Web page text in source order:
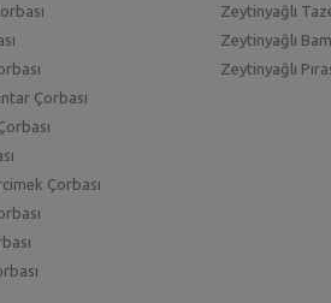
Çorbası
Çorbası
Zeytinyağlı
Zeytinyağlı
Zeytinyağlı